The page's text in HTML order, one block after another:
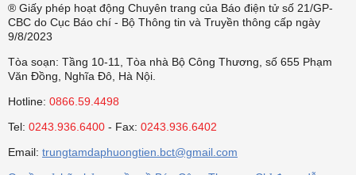
® Giấy phép hoạt động Chuyên trang của Báo điện tử số 21/GP-
CBC do Cục Báo chí - Bộ Thông tin và Truyền thông cấp ngày
9/8/2023
Tòa soạn: Tầng 10-11, Tòa nhà Bộ Công Thương, số 655 Phạm
Văn Đồng, Nghĩa Đô, Hà Nội.
Hotline: 0866.59.4498
Tel: 0243.936.6400 - Fax: 0243.936.6402
Email: trungtamdaphuongtien.bct@gmail.com